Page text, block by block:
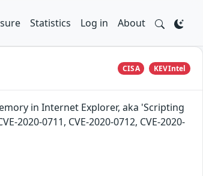
Statistics Log in About
CISA KEVIntel
in Internet Explorer, aka 'Scripting
2020-0711, CVE-2020-0712, CVE-2020-